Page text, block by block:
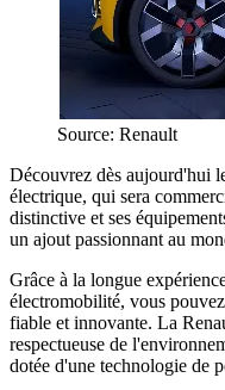
Source: Renault
Découvrez dès aujourd'hui
électrique, qui sera
distinctive et ses
un ajout passionnant au
Grâce à la longue
électromobilité, vous
fiable et innovante. La
respectueuse de
dotée d'une technologie de